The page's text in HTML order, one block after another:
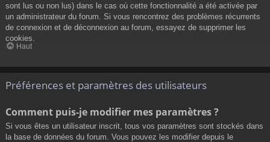
sont lus ou non lus) dans le cas où cette fonctionnalité a été activée par
un administrateur du forum. Si vous rencontrez des problèmes récurrents
de connexion et de déconnexion au forum, essayez de supprimer les
cookies.
Haut
Préférences et paramètres des utilisateurs
Comment puis-je modifier mes paramètres ?
Si vous êtes un utilisateur inscrit, tous vos paramètres sont stockés dans
la base de données du forum. Vous pouvez les modifier depuis le